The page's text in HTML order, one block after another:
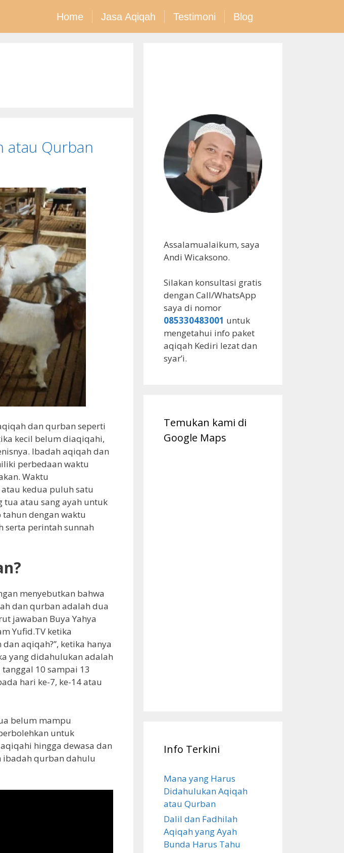
Home Jasa Aqiqah Testimoni Blog
atau Qurban
dan qurban seperti
kecil belum diaqiqahi,
Ibadah aqiqah dan
perbedaan waktu
Waktu
kedua puluh satu
tua atau sang ayah untuk
dengan waktu
serta perintah sunnah
menyebutkan bahwa
dan qurban adalah dua
jawaban Buya Yahya
Yufid.TV ketika
aqiqah?”, ketika hanya
yang didahulukan adalah
10 sampai 13
hari ke-7, ke-14 atau
belum mampu
untuk
hingga dewasa dan
qurban dahulu
Assalamualaikum, saya
Andi Wicaksono.
Silakan konsultasi gratis
dengan Call/WhatsApp
saya di nomor
085330483001 untuk
mengetahui info paket
aqiqah Kediri lezat dan
syar’i.
Temukan kami di
Google Maps
Info Terkini
Mana yang Harus
Didahulukan Aqiqah
atau Qurban
Dalil dan Fadhilah
Aqiqah yang Ayah
Bunda Harus Tahu